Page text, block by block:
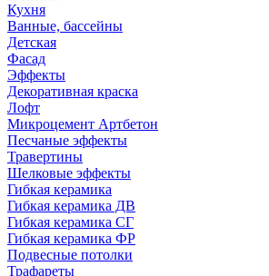
Кухня
Ванные, бассейны
Детская
Фасад
Эффекты
Декоративная краска
Лофт
Микроцемент Артбетон
Песчаные эффекты
Травертины
Шелковые эффекты
Гибкая керамика
Гибкая керамика ДВ
Гибкая керамика СГ
Гибкая керамика ФР
Подвесные потолки
Трафареты